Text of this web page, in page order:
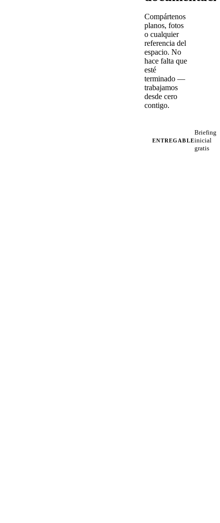
Compártenos
planos, fotos
o cualquier
referencia del
espacio. No
hace falta que
esté
terminado —
trabajamos
desde cero
contigo.
ENTREGABLE
Briefing
inicial
gratis